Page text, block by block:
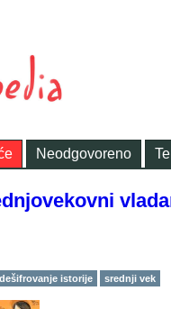
Neodgovoreno
dešifrovanje istorije srednji vek